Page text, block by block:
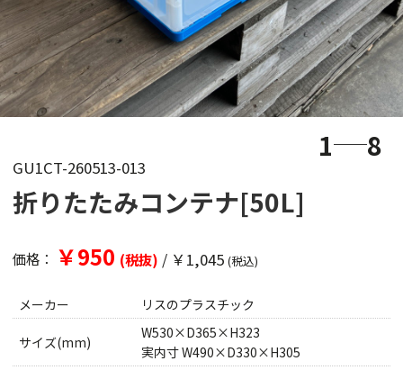
1 8
GU1CT-260513-013
折りたたみコンテナ[50L]
価格： ￥950 (税抜) / ￥1,045 (税込)
メーカー リスのプラスチック
サイズ(mm)
W530×D365×H323
実内寸 W490×D330×H305